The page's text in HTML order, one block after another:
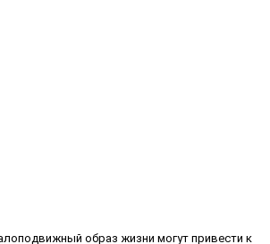
образ жизни могут привести к